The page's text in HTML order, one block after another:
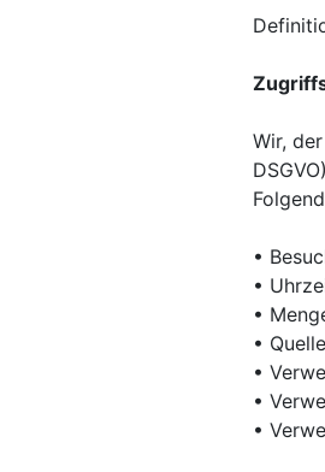
Wir,
•
•
•
•
•
•
•